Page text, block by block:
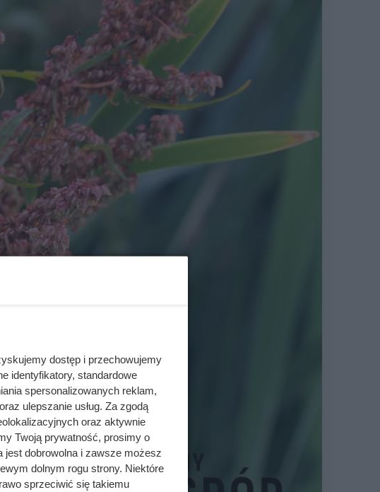
dostęp i przechowujemy
identyfikatory, standardowe
spersonalizowanych reklam,
ulepszanie usług. Za zgodą
oraz aktywnie
Twoją prywatność, prosimy o
jest dobrowolna i zawsze możesz
dolnym rogu strony. Niektóre
sprzeciwić się takiemu